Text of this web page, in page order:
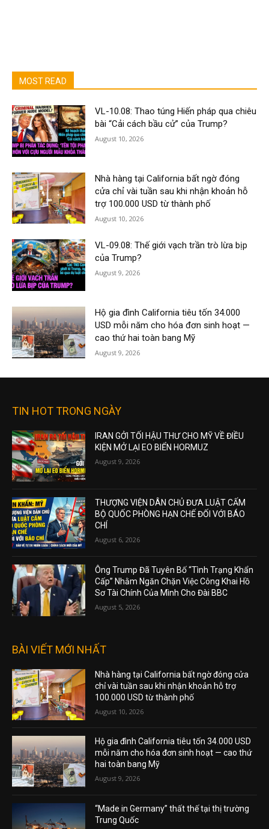
MOST READ
VL-10.08: Thao túng Hiến pháp qua chiêu
bài “Cải cách bầu cử” của Trump?
August 10, 2026
Nhà hàng tại California bất ngờ đóng
cửa chỉ vài tuần sau khi nhận khoản hỗ
trợ 100.000 USD từ thành phố
August 10, 2026
VL-09.08: Thế giới vạch trần trò lừa bịp
của Trump?
August 9, 2026
Hộ gia đình California tiêu tốn 34.000
USD mỗi năm cho hóa đơn sinh hoạt —
cao thứ hai toàn bang Mỹ
August 9, 2026
TIN HOT TRONG NGÀY
IRAN GỞI TỐI HẬU THƯ CHO MỸ VỀ ĐIỀU
KIỆN MỞ LẠI EO BIỂN HORMUZ
August 9, 2026
THƯỢNG VIỆN DÂN CHỦ ĐƯA LUẬT CẤM
BỘ QUỐC PHÒNG HẠN CHẾ ĐỐI VỚI BÁO
CHÍ
August 6, 2026
Ông Trump Đã Tuyên Bố “Tình Trạng Khẩn
Cấp” Nhằm Ngăn Chặn Việc Công Khai Hồ
Sơ Tài Chính Của Mình Cho Đài BBC
August 5, 2026
BÀI VIẾT MỚI NHẤT
Nhà hàng tại California bất ngờ đóng cửa
chỉ vài tuần sau khi nhận khoản hỗ trợ
100.000 USD từ thành phố
August 10, 2026
Hộ gia đình California tiêu tốn 34.000 USD
mỗi năm cho hóa đơn sinh hoạt — cao thứ
hai toàn bang Mỹ
August 9, 2026
“Made in Germany” thất thế tại thị trường
Trung Quốc